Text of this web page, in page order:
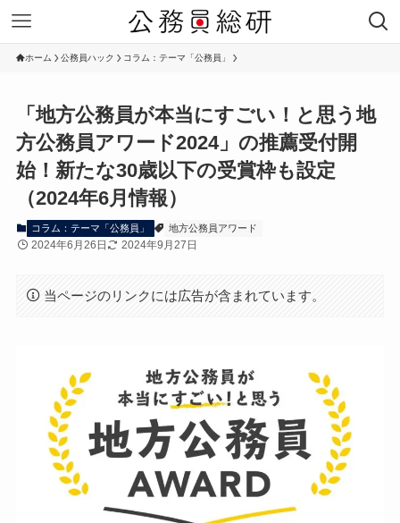
ホーム 公務員ハック コラム：テーマ「公務員」
「地方公務員が本当にすごい！と思う地
方公務員アワード2024」の推薦受付開
始！新たな30歳以下の受賞枠も設定
（2024年6月情報）
コラム：テーマ「公務員」 地方公務員アワード
2024年6月26日 2024年9月27日
当ページのリンクには広告が含まれています。